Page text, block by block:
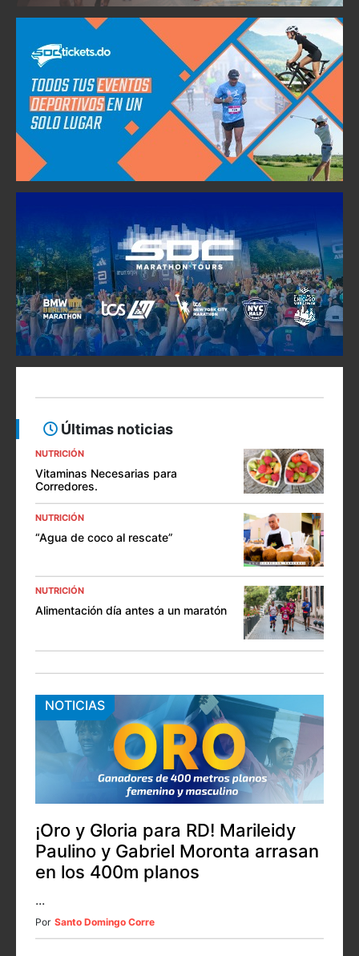
Últimas noticias
NUTRICIÓN
Vitaminas Necesarias para
Corredores.
NUTRICIÓN
“Agua de coco al rescate”
NUTRICIÓN
Alimentación día antes a un maratón
NOTICIAS
¡Oro y Gloria para RD! Marileidy
Paulino y Gabriel Moronta arrasan
en los 400m planos
...
Por Santo Domingo Corre